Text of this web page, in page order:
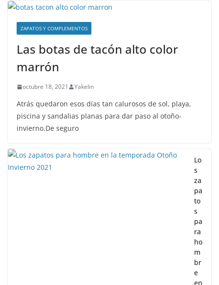
ZAPATOS Y COMPLEMENTOS
Las botas de tacón alto color
marrón
octubre 18, 2021 Yakelin
Atrás quedaron esos días tan calurosos de sol, playa,
piscina y sandalias planas para dar paso al otoño-
invierno.De seguro
Lo
s
za
pa
to
s
pa
ra
ho
m
br
e
en